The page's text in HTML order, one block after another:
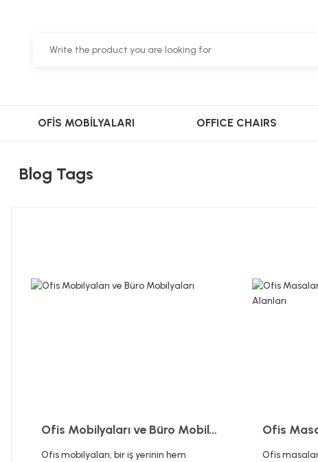
OFİS MOBİLYALARI OFFICE CHAIRS
Blog Tags
Ofis Mobilyaları ve Büro Mobilyaları
Ofis mobilyaları, bir iş yerinin hem
Ofis